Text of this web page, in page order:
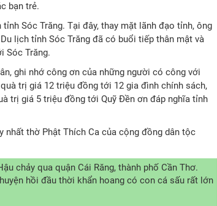
bạn trẻ.
Sóc Trăng. Tại đây, thay mặt lãnh đạo tỉnh, ông
lịch tỉnh Sóc Trăng đã có buổi tiếp thân mật và
Sóc Trăng.
ghi nhớ công ơn của những người có công với
trị giá 12 triệu đồng tới 12 gia đình chính sách,
trị giá 5 triệu đồng tới Quỹ Đền ơn đáp nghĩa tỉnh
nhất thờ Phật Thích Ca của cộng đồng dân tộc
chảy qua quận Cái Răng, thành phố Cần Thơ.
hồi đầu thời khẩn hoang có con cá sấu rất lớn